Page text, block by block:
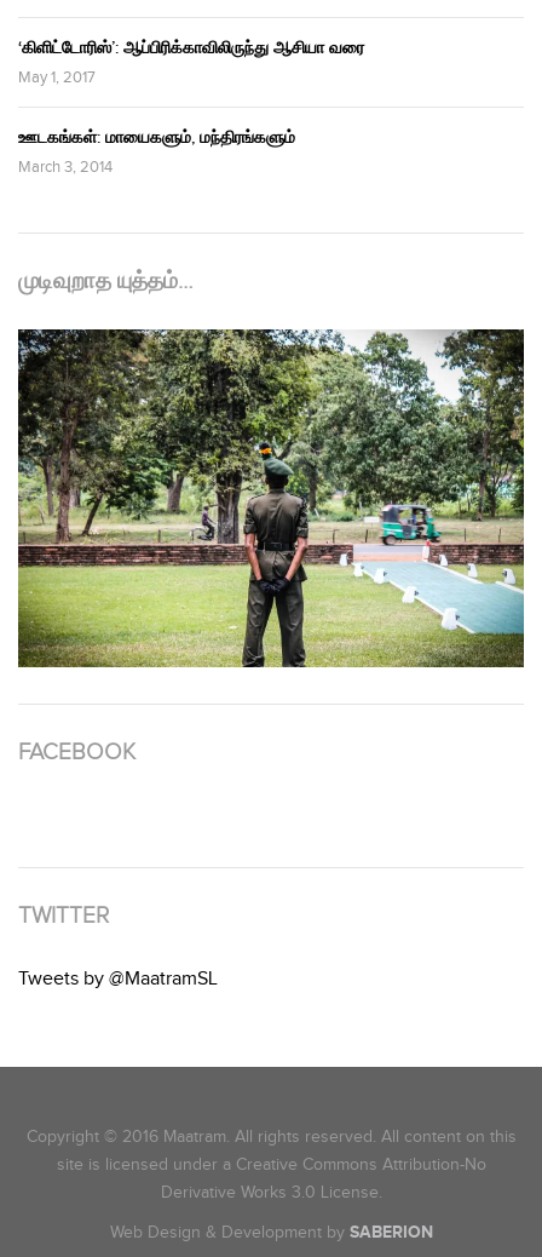
‘கிளிட்டோரிஸ்’: ஆப்பிரிக்காவிலிருந்து ஆசியா வரை
May 1, 2017
ஊடகங்கள்: மாயைகளும், மந்திரங்களும்
March 3, 2014
முடிவுறாத யுத்தம்…
FACEBOOK
TWITTER
Tweets by @MaatramSL
Copyright © 2016 Maatram. All rights reserved. All content on this
site is licensed under a Creative Commons Attribution-No
Derivative Works 3.0 License.
Web Design & Development by SABERION